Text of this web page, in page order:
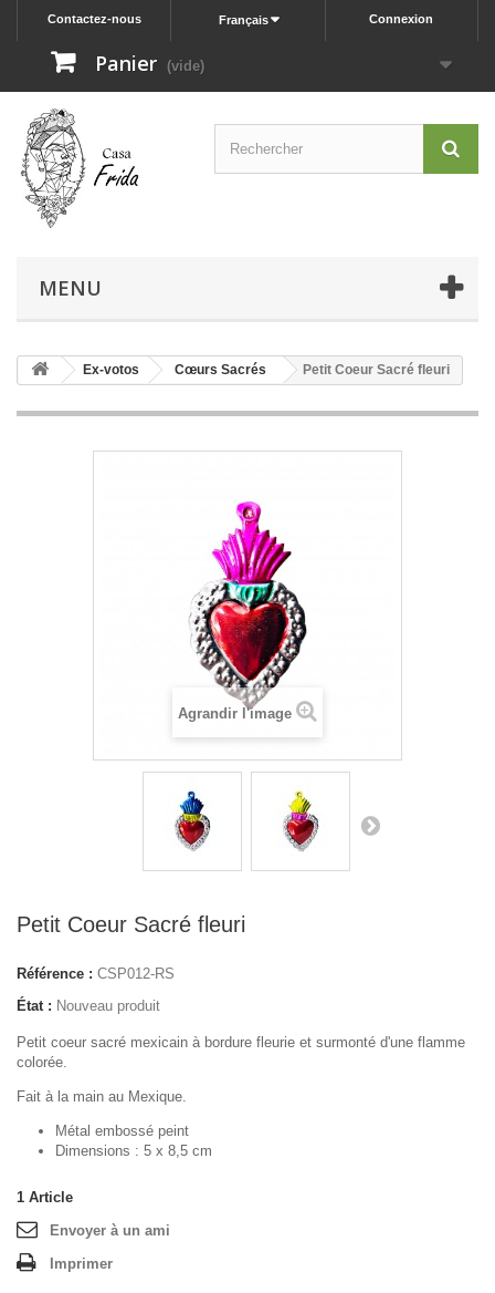
Connexion
Français
Contactez-nous
Panier (vide)
MENU
Ex-votos Cœurs Sacrés Petit Coeur Sacré fleuri
Agrandir l'image
Petit Coeur Sacré fleuri
Référence : CSP012-RS
État : Nouveau produit
Petit coeur sacré mexicain à bordure fleurie et surmonté d'une flamme
colorée.
Fait à la main au Mexique.
Métal embossé peint
Dimensions : 5 x 8,5 cm
1 Article
Envoyer à un ami
Imprimer